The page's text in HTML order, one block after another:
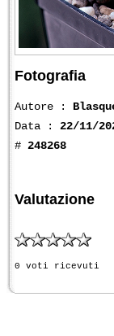
Fotografia
Autore :
Data : 22/11/
# 248268
Valutazione
0 voti ricevuti